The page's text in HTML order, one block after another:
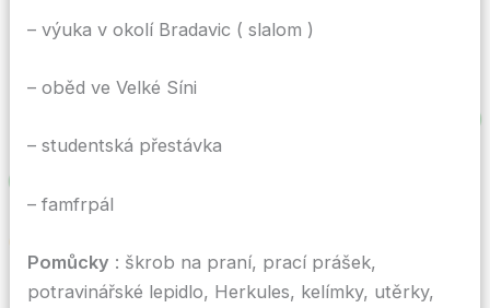
– výuka v okolí Bradavic ( slalom )
– oběd ve Velké Síni
– studentská přestávka
– famfrpál
Pomůcky : škrob na praní, prací prášek,
potravinářské lepidlo, Herkules, kelímky, utěrky,